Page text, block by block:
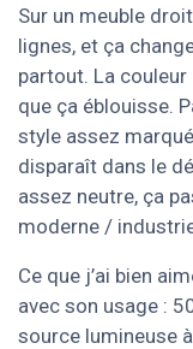
Sur un meuble
lignes, et ça
partout. La
que ça éblouisse.
style assez
disparaît dans le
assez neutre, ça
moderne /
Ce que j’ai bien
avec son usage :
source lumineuse